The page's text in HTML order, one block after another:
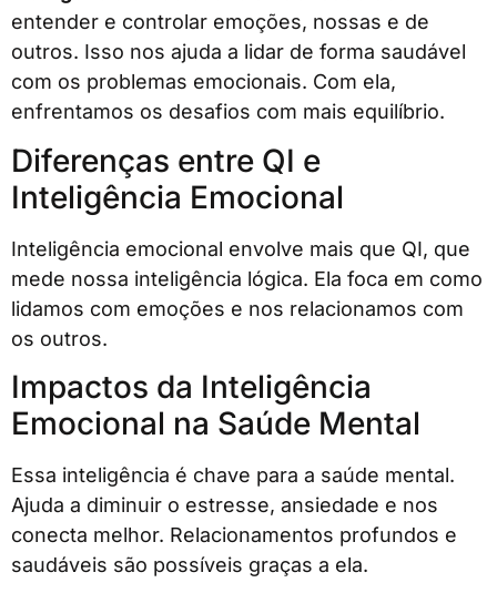
entender e controlar emoções, nossas e de
outros. Isso nos ajuda a lidar de forma saudável
com os problemas emocionais. Com ela,
enfrentamos os desafios com mais equilíbrio.
Diferenças entre QI e
Inteligência Emocional
Inteligência emocional envolve mais que QI, que
mede nossa inteligência lógica. Ela foca em como
lidamos com emoções e nos relacionamos com
os outros.
Impactos da Inteligência
Emocional na Saúde Mental
Essa inteligência é chave para a saúde mental.
Ajuda a diminuir o estresse, ansiedade e nos
conecta melhor. Relacionamentos profundos e
saudáveis são possíveis graças a ela.